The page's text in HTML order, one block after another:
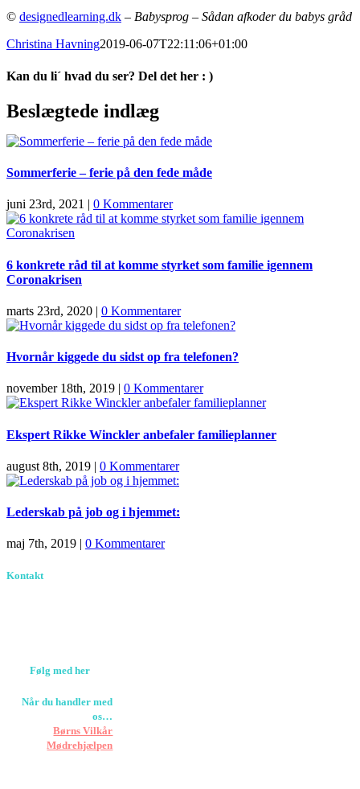
© designedlearning.dk – Babysprog – Sådan afkoder du babys gråd
Christina Havning2019-06-07T22:11:06+01:00
Kan du li´ hvad du ser? Del det her : )
Facebook
Pinterest
E-
mail
Beslægtede indlæg
Sommerferie – ferie på den fede måde
juni 23rd, 2021 | 0 Kommentarer
6 konkrete råd til at komme styrket som familie igennem
Coronakrisen
marts 23rd, 2020 | 0 Kommentarer
Hvornår kiggede du sidst op fra telefonen?
november 18th, 2019 | 0 Kommentarer
Ekspert Rikke Winckler anbefaler familieplanner
august 8th, 2019 | 0 Kommentarer
Lederskab på job og i hjemmet:
maj 7th, 2019 0 Kommentarer
Kontakt
Følg med her
Når du handler med
os…
Støtter viBørns Vilkår
ogMødrehjælpen